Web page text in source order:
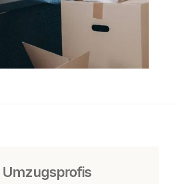
Umzugsprofis